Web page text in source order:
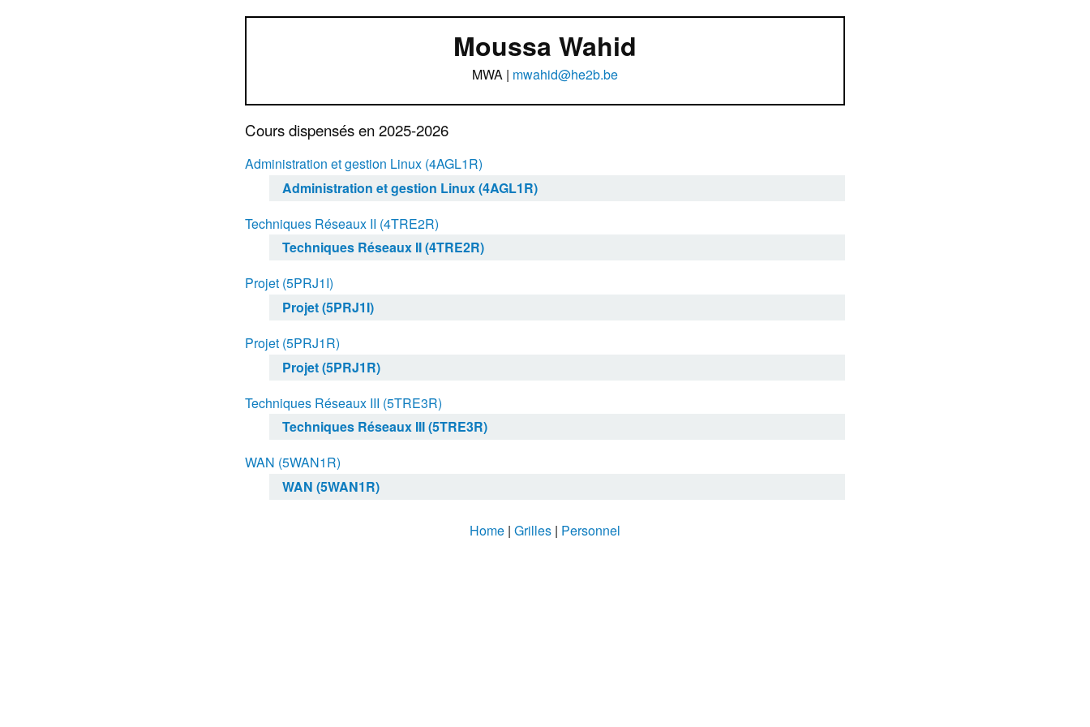
Moussa Wahid
MWA | mwahid@he2b.be
Cours dispensés en 2025-2026
Administration et gestion Linux (4AGL1R)
Administration et gestion Linux (4AGL1R)
Techniques Réseaux II (4TRE2R)
Techniques Réseaux II (4TRE2R)
Projet (5PRJ1I)
Projet (5PRJ1I)
Projet (5PRJ1R)
Projet (5PRJ1R)
Techniques Réseaux III (5TRE3R)
Techniques Réseaux III (5TRE3R)
WAN (5WAN1R)
WAN (5WAN1R)
Home | Grilles | Personnel